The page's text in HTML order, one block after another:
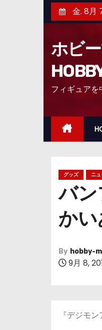
ン
ッ
金. 8月
ホビ
フィギュアを
グッズ ニュ
バ
か
By hobby-
9月 8,
『デジモ